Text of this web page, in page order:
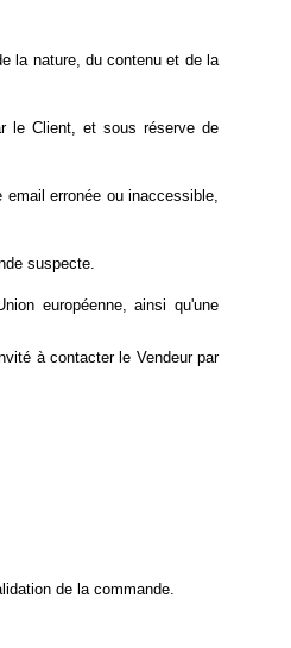
la nature, du contenu et de la
le Client, et sous réserve de
erronée ou inaccessible,
suspecte.
européenne, ainsi qu'une
à contacter le Vendeur par
de la commande.